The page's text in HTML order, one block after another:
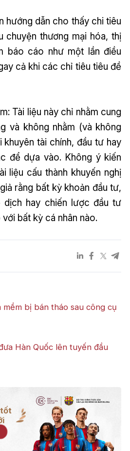
hướng dẫn cho thấy chi tiêu
chuyện thương mại hóa, thị
báo cáo như một lần điều
cả khi các chỉ tiêu tiêu đề
Tài liệu này chỉ nhằm cung
và không nhằm (và không
tài chính, đầu tư hay
để dựa vào. Không ý kiến
liệu cấu thành khuyến nghị
rằng bất kỳ khoản đầu tư,
dịch hay chiến lược đầu tư
bất kỳ cá nhân nào.
bị bán tháo sau công cụ
Hàn Quốc lên tuyến đầu